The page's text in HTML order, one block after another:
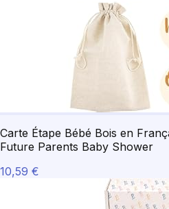
Carte Étape Bébé Bois en
Future Parents Baby Shower
10,59 €